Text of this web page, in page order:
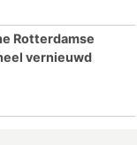
Rotterdamse
vernieuwd